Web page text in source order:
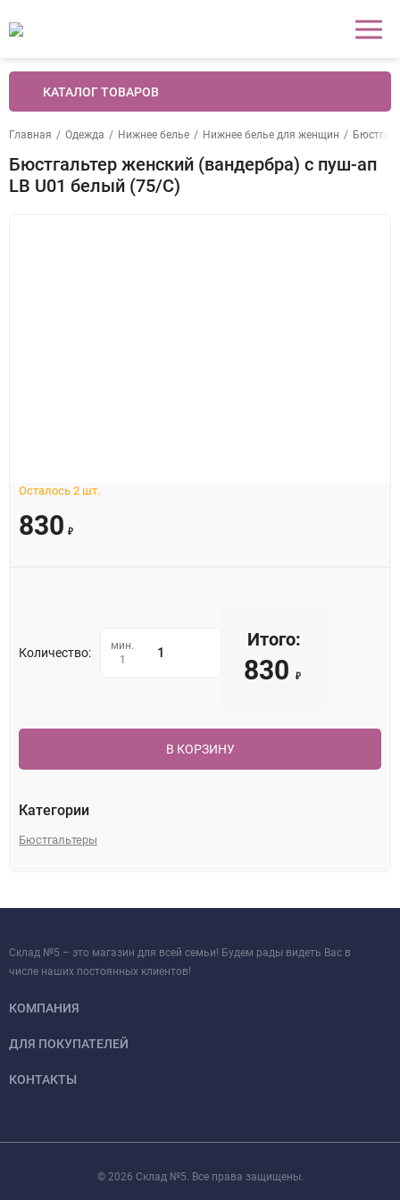
КАТАЛОГ ТОВАРОВ
Главная / Одежда / Нижнее белье / Нижнее белье для женщин /
Бюстгальтер женский (вандербра) с пуш-ап
LB U01 белый (75/C)
Осталось 2 шт.
830 ₽
Количество:
мин.
1
Итого:
830 ₽
В КОРЗИНУ
Категории
Бюстгальтеры
Склад №5 – это магазин для всей семьи! Будем рады видеть Вас в
числе наших постоянных клиентов!
КОМПАНИЯ
ДЛЯ ПОКУПАТЕЛЕЙ
КОНТАКТЫ
© 2026 Склад №5. Все права защищены.